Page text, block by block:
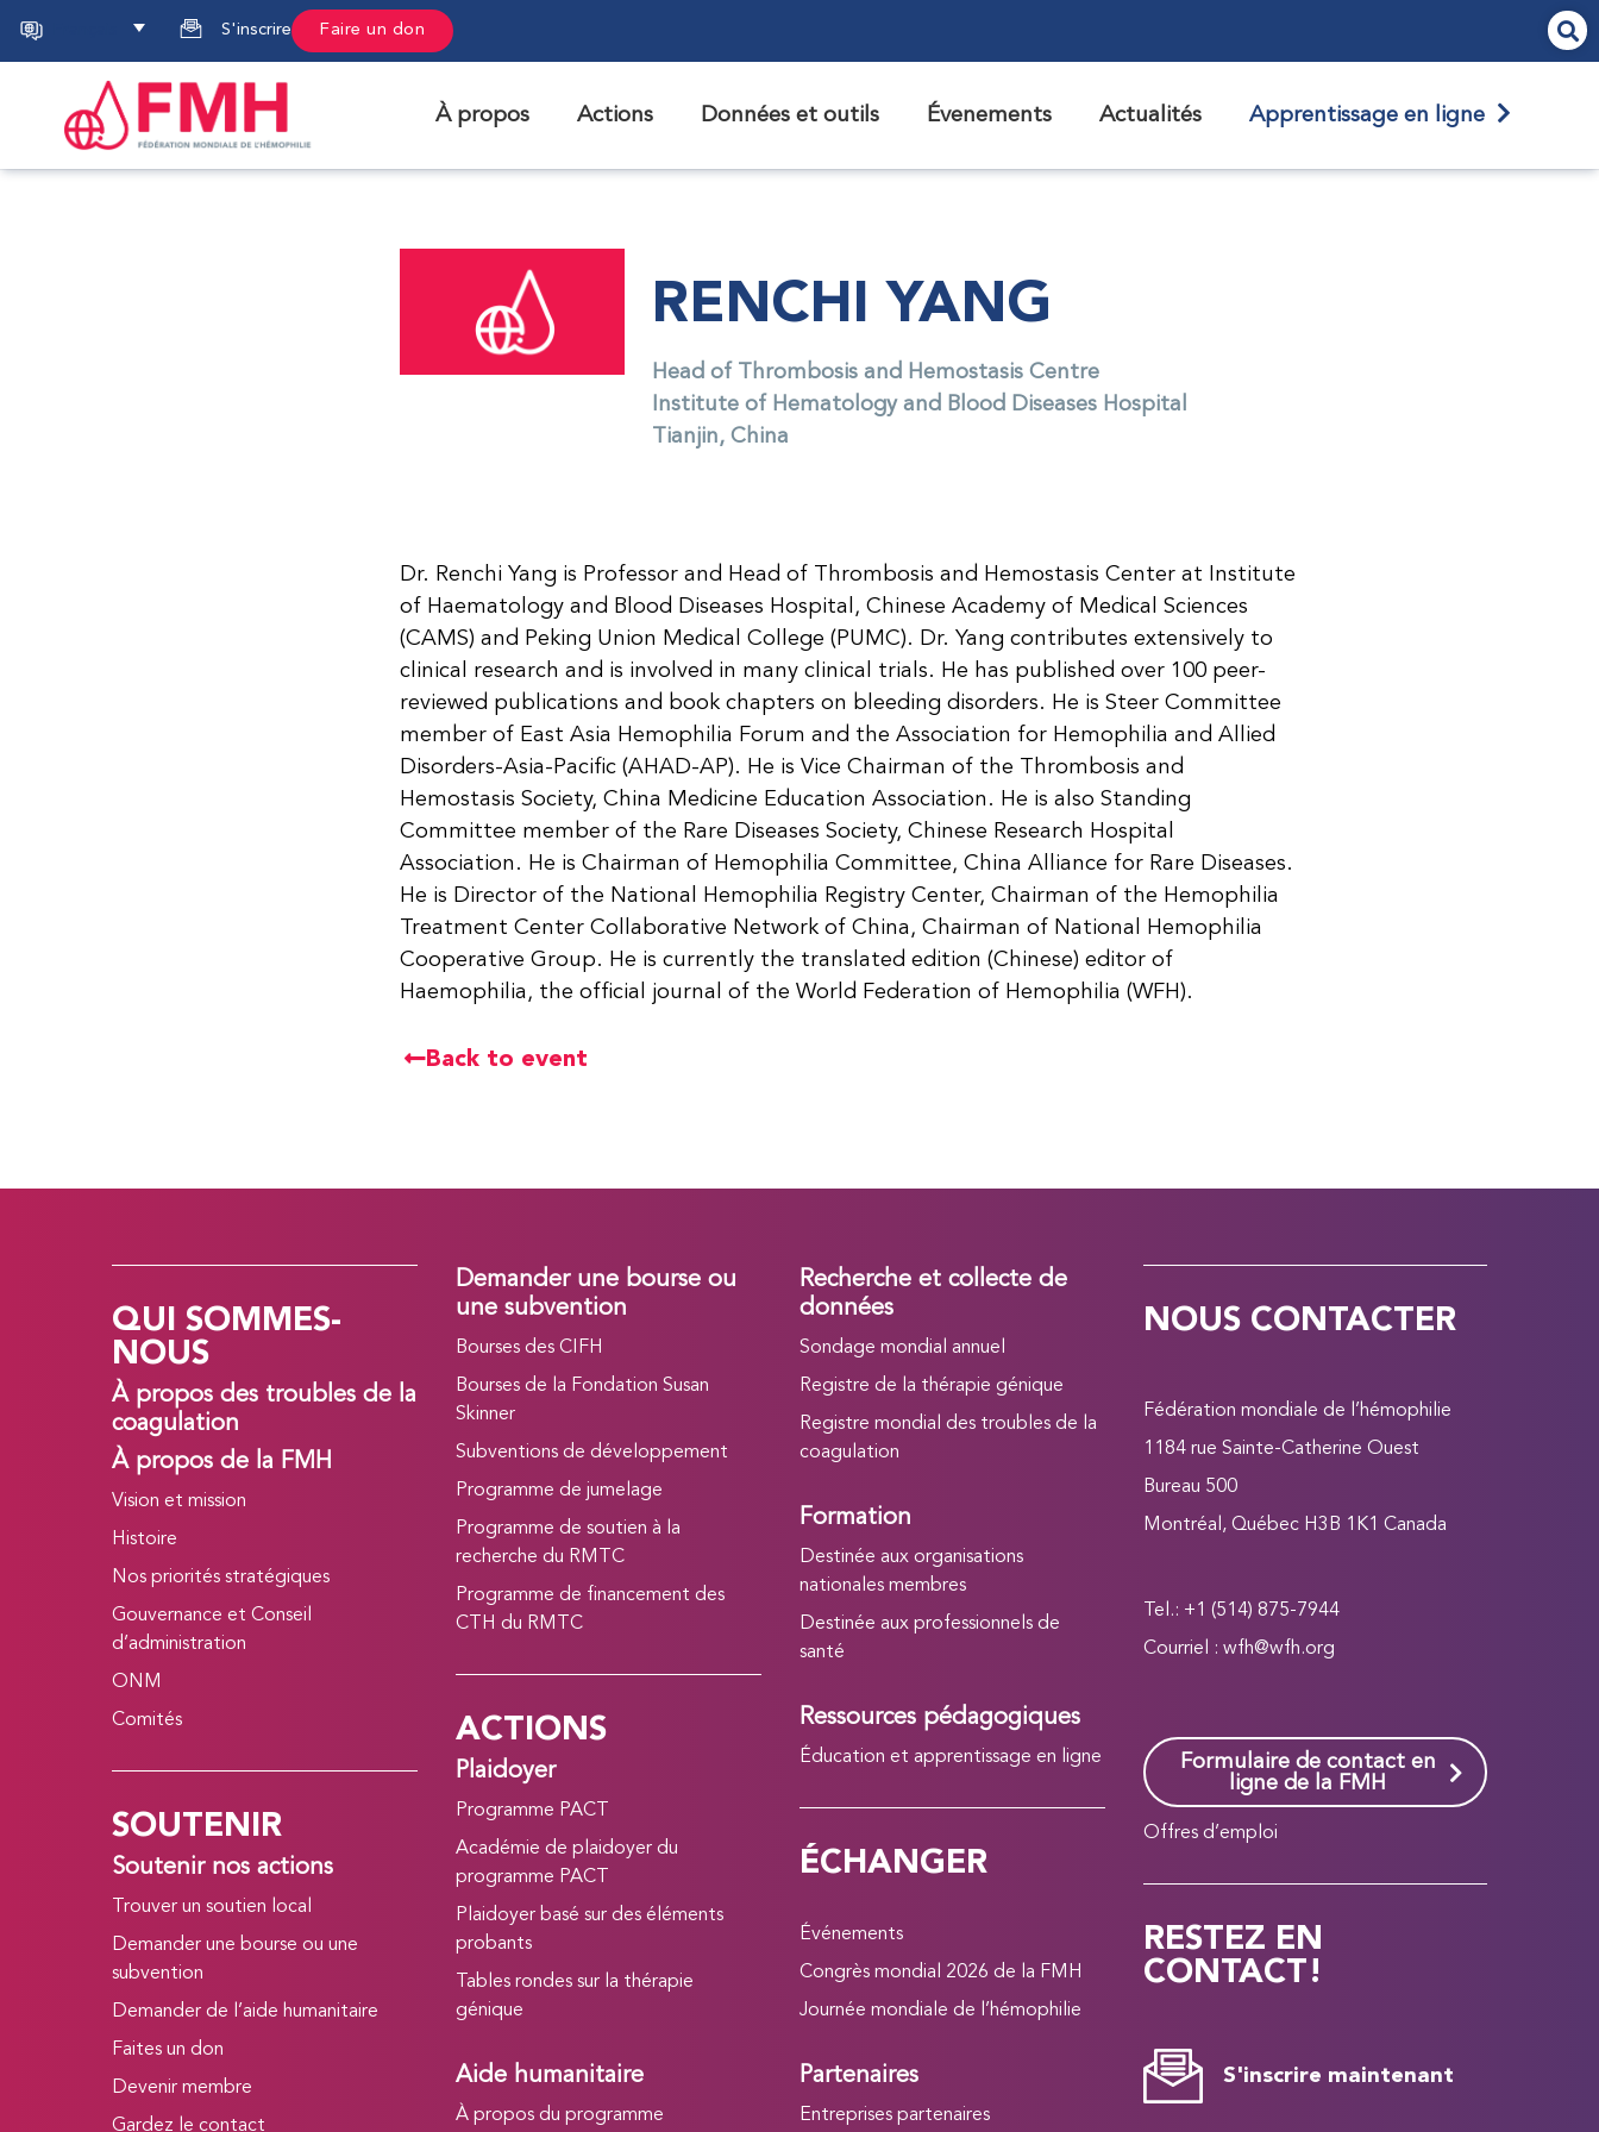
S'inscrire Faire un don
À propos Actions Données et outils Évenements Actualités Apprentissage en ligne
RENCHI YANG
Head of Thrombosis and Hemostasis Centre
Institute of Hematology and Blood Diseases Hospital
Tianjin, China
Dr. Renchi Yang is Professor and Head of Thrombosis and Hemostasis Center at Institute
of Haematology and Blood Diseases Hospital, Chinese Academy of Medical Sciences
(CAMS) and Peking Union Medical College (PUMC). Dr. Yang contributes extensively to
clinical research and is involved in many clinical trials. He has published over 100 peer-
reviewed publications and book chapters on bleeding disorders. He is Steer Committee
member of East Asia Hemophilia Forum and the Association for Hemophilia and Allied
Disorders-Asia-Pacific (AHAD-AP). He is Vice Chairman of the Thrombosis and
Hemostasis Society, China Medicine Education Association. He is also Standing
Committee member of the Rare Diseases Society, Chinese Research Hospital
Association. He is Chairman of Hemophilia Committee, China Alliance for Rare Diseases.
He is Director of the National Hemophilia Registry Center, Chairman of the Hemophilia
Treatment Center Collaborative Network of China, Chairman of National Hemophilia
Cooperative Group. He is currently the translated edition (Chinese) editor of
Haemophilia, the official journal of the World Federation of Hemophilia (WFH).
Back to event
QUI SOMMES-
NOUS
À propos des troubles de la
coagulation
À propos de la FMH
Vision et mission
Histoire
Nos priorités stratégiques
Gouvernance et Conseil
d’administration
ONM
Comités
SOUTENIR
Soutenir nos actions
Trouver un soutien local
Demander une bourse ou une
subvention
Demander de l’aide humanitaire
Faites un don
Devenir membre
Gardez le contact
Demander une bourse ou
une subvention
Bourses des CIFH
Bourses de la Fondation Susan
Skinner
Subventions de développement
Programme de jumelage
Programme de soutien à la
recherche du RMTC
Programme de financement des
CTH du RMTC
ACTIONS
Plaidoyer
Programme PACT
Académie de plaidoyer du
programme PACT
Plaidoyer basé sur des éléments
probants
Tables rondes sur la thérapie
génique
Aide humanitaire
À propos du programme
Recherche et collecte de
données
Sondage mondial annuel
Registre de la thérapie génique
Registre mondial des troubles de la
coagulation
Formation
Destinée aux organisations
nationales membres
Destinée aux professionnels de
santé
Ressources pédagogiques
Éducation et apprentissage en ligne
ÉCHANGER
Événements
Congrès mondial 2026 de la FMH
Journée mondiale de l’hémophilie
Partenaires
Entreprises partenaires
NOUS CONTACTER
Fédération mondiale de l’hémophilie
1184 rue Sainte-Catherine Ouest
Bureau 500
Montréal, Québec H3B 1K1 Canada
Tel.: +1 (514) 875-7944
Courriel : wfh@wfh.org
Formulaire de contact en
ligne de la FMH
Offres d’emploi
RESTEZ EN
CONTACT!
S'inscrire maintenant